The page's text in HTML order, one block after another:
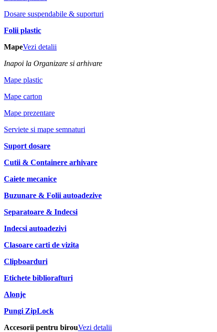
Dosare suspendabile & suporturi
Folii plastic
MapeVezi detalii
Inapoi la Organizare si arhivare
Mape plastic
Mape carton
Mape prezentare
Serviete si mape semnaturi
Suport dosare
Cutii & Containere arhivare
Caiete mecanice
Buzunare & Folii autoadezive
Separatoare & Indecsi
Indecsi autoadezivi
Clasoare carti de vizita
Clipboarduri
Etichete bibliorafturi
Alonje
Pungi ZipLock
Accesorii pentru birouVezi detalii